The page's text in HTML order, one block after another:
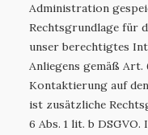
Administration
Rechtsgrundlage für
unser berechtigtes
Anliegens gemäß Art.
Kontaktierung auf
ist zusätzliche
6 Abs. 1 lit. b